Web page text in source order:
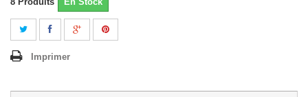
Imprimer